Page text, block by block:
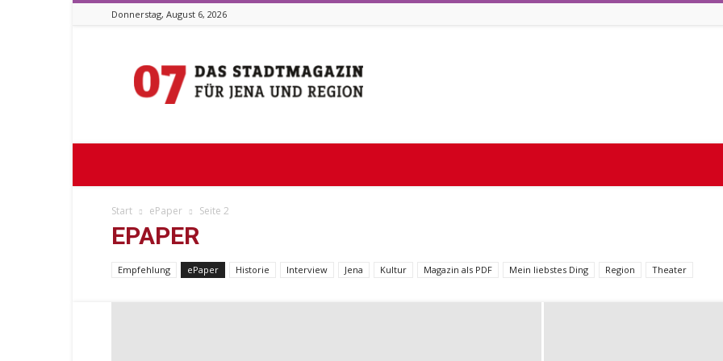
Donnerstag, August 6, 2026
07
Start ePaper Seite 2
EPAPER
Empfehlung ePaper Historie Interview Jena Kultur Magazin als PDF Mein liebstes Ding Region Theater